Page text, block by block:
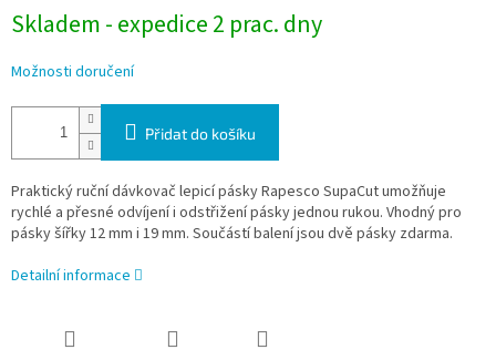
Skladem - expedice 2 prac. dny
Možnosti doručení
Přidat do košíku
Praktický ruční dávkovač lepicí pásky Rapesco SupaCut umožňuje
rychlé a přesné odvíjení i odstřižení pásky jednou rukou. Vhodný pro
pásky šířky 12 mm i 19 mm. Součástí balení jsou dvě pásky zdarma.
Detailní informace